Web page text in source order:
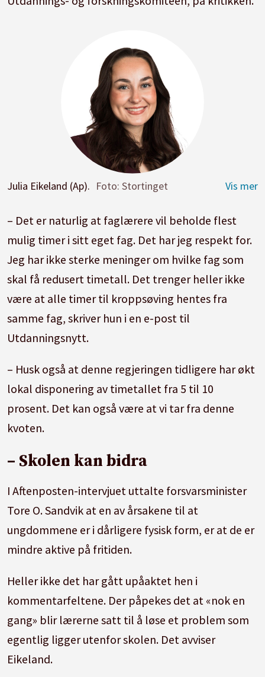
Julia Eikeland (Ap). Foto: Stortinget
– Det er naturlig at faglærere vil beholde flest
mulig timer i sitt eget fag. Det har jeg respekt for.
Jeg har ikke sterke meninger om hvilke fag som
skal få redusert timetall. Det trenger heller ikke
være at alle timer til kroppsøving hentes fra
samme fag, skriver hun i en e-post til
Utdanningsnytt.
– Husk også at denne regjeringen tidligere har økt
lokal disponering av timetallet fra 5 til 10
prosent. Det kan også være at vi tar fra denne
kvoten.
– Skolen kan bidra
I Aftenposten-intervjuet uttalte forsvarsminister
Tore O. Sandvik at en av årsakene til at
ungdommene er i dårligere fysisk form, er at de er
mindre aktive på fritiden.
Heller ikke det har gått upåaktet hen i
kommentarfeltene. Der påpekes det at «nok en
gang» blir lærerne satt til å løse et problem som
egentlig ligger utenfor skolen. Det avviser
Eikeland.